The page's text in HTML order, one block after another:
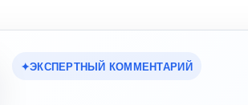
ЭКСПЕРТНЫЙ КОММЕНТАРИЙ